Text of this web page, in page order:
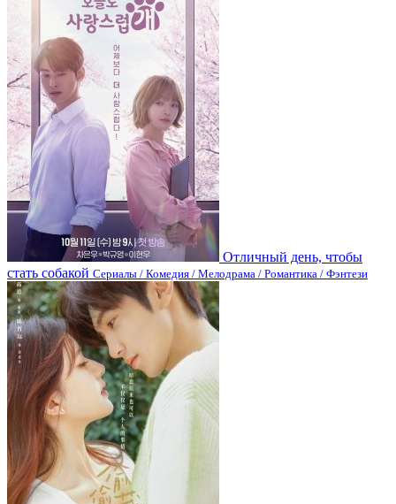
Отличный день, чтобы
стать собакой Сериалы / Комедия / Мелодрама / Романтика / Фэнтези